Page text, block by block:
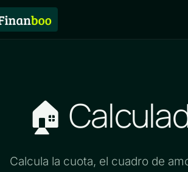
🏠
Calcula la cuota, el cuadro de